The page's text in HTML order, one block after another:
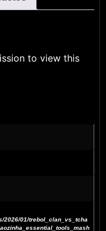
to view this
2026/01/trebol_clan_vs_tcha